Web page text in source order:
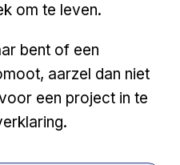
om te leven.
bent of een
aarzel dan niet
een project in te